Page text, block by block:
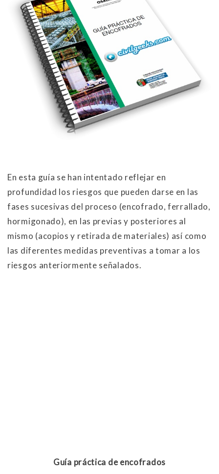
En esta guía se han intentado reflejar en
profundidad los riesgos que pueden darse en las
fases sucesivas del proceso (encofrado, ferrallado,
hormigonado), en las previas y posteriores al
mismo (acopios y retirada de materiales) así como
las diferentes medidas preventivas a tomar a los
riesgos anteriormente señalados.
Guía práctica de encofrados